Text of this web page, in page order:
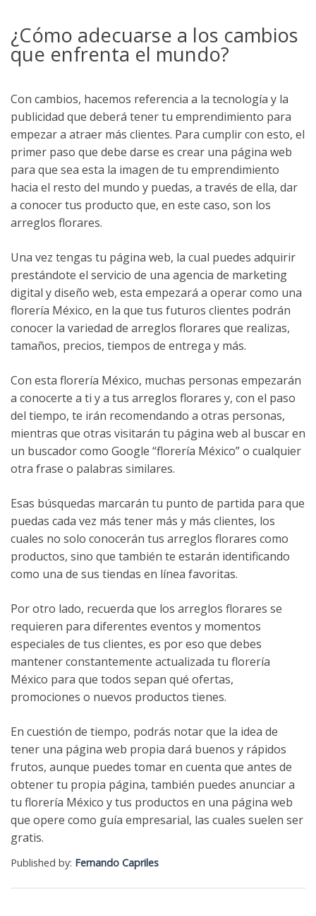
¿Cómo adecuarse a los cambios
que enfrenta el mundo?
Con cambios, hacemos referencia a la tecnología y la
publicidad que deberá tener tu emprendimiento para
empezar a atraer más clientes. Para cumplir con esto, el
primer paso que debe darse es crear una página web
para que sea esta la imagen de tu emprendimiento
hacia el resto del mundo y puedas, a través de ella, dar
a conocer tus producto que, en este caso, son los
arreglos florares.
Una vez tengas tu página web, la cual puedes adquirir
prestándote el servicio de una agencia de marketing
digital y diseño web, esta empezará a operar como una
florería México, en la que tus futuros clientes podrán
conocer la variedad de arreglos florares que realizas,
tamaños, precios, tiempos de entrega y más.
Con esta florería México, muchas personas empezarán
a conocerte a ti y a tus arreglos florares y, con el paso
del tiempo, te irán recomendando a otras personas,
mientras que otras visitarán tu página web al buscar en
un buscador como Google “florería México” o cualquier
otra frase o palabras similares.
Esas búsquedas marcarán tu punto de partida para que
puedas cada vez más tener más y más clientes, los
cuales no solo conocerán tus arreglos florares como
productos, sino que también te estarán identificando
como una de sus tiendas en línea favoritas.
Por otro lado, recuerda que los arreglos florares se
requieren para diferentes eventos y momentos
especiales de tus clientes, es por eso que debes
mantener constantemente actualizada tu florería
México para que todos sepan qué ofertas,
promociones o nuevos productos tienes.
En cuestión de tiempo, podrás notar que la idea de
tener una página web propia dará buenos y rápidos
frutos, aunque puedes tomar en cuenta que antes de
obtener tu propia página, también puedes anunciar a
tu florería México y tus productos en una página web
que opere como guía empresarial, las cuales suelen ser
gratis.
Published by: Fernando Capriles